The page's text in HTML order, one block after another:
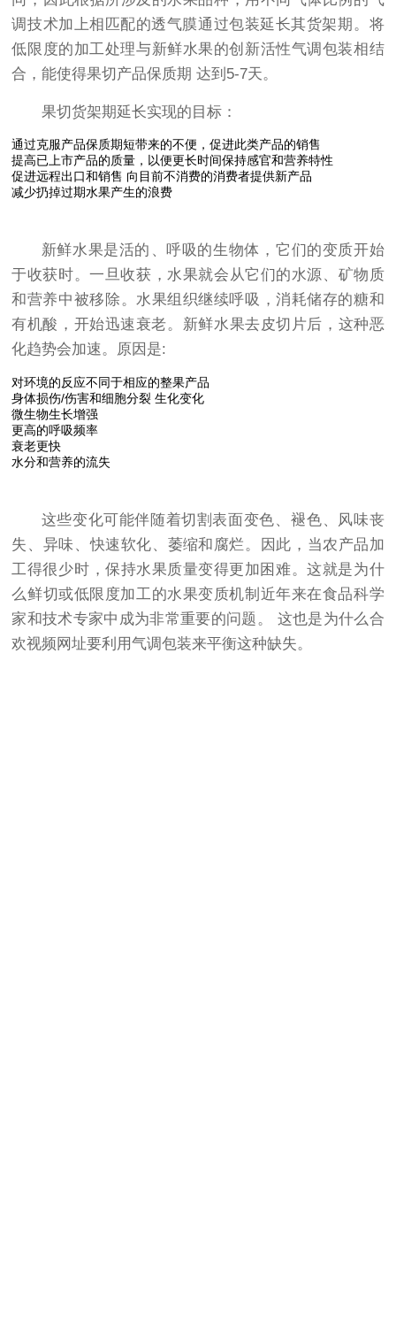
调技术加上相匹配的透气膜通过包装延长其货架期。将
低限度的加工处理与新鲜水果的创新活性气调包装相结
合，能使得果切产品保质期 达到5-7天。
果切货架期延长实现的目标：
通过克服产品保质期短带来的不便，促进此类产品的销售
提高已上市产品的质量，以便更长时间保持感官和营养特性
促进远程出口和销售 向目前不消费的消费者提供新产品
减少扔掉过期水果产生的浪费
新鲜水果是活的、呼吸的生物体，它们的变质开始
于收获时。一旦收获，水果就会从它们的水源、矿物质
和营养中被移除。水果组织继续呼吸，消耗储存的糖和
有机酸，开始迅速衰老。新鲜水果去皮切片后，这种恶
化趋势会加速。原因是:
对环境的反应不同于相应的整果产品
身体损伤/伤害和细胞分裂 生化变化
微生物生长增强
更高的呼吸频率
衰老更快
水分和营养的流失
这些变化可能伴随着切割表面变色、褪色、风味丧
失、异味、快速软化、萎缩和腐烂。因此，当农产品加
工得很少时，保持水果质量变得更加困难。这就是为什
么鲜切或低限度加工的水果变质机制近年来在食品科学
家和技术专家中成为非常重要的问题。 这也是为什么合
欢视频网址要利用气调包装来平衡这种缺失。